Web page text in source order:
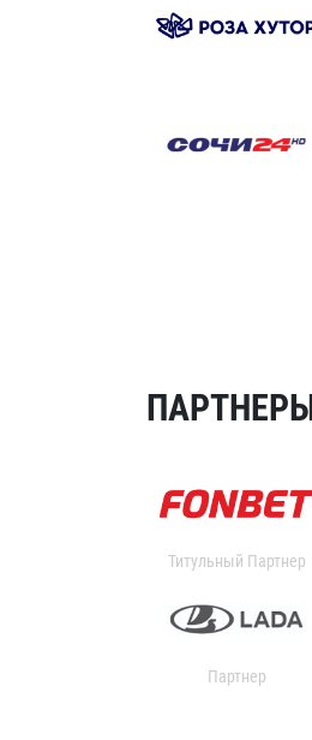
Титульный Партнер
Партнер